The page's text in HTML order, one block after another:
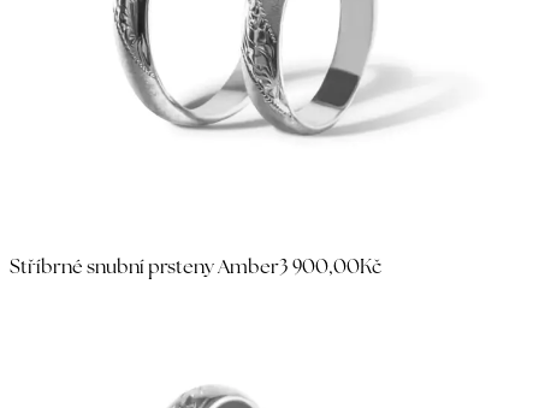
Stříbrné snubní prsteny Amber3 900,00Kč